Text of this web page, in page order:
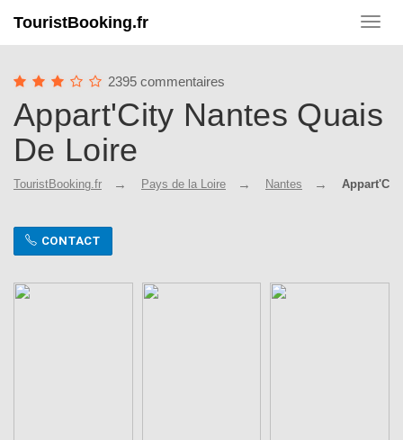
TouristBooking.fr
2395 commentaires
Appart'City Nantes Quais
De Loire
TouristBooking.fr Pays de la Loire Nantes
CONTACT